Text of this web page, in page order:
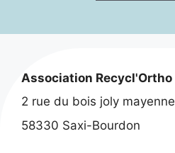
Association Recycl'Ortho
2 rue du bois joly mayenne
58330 Saxi-Bourdon